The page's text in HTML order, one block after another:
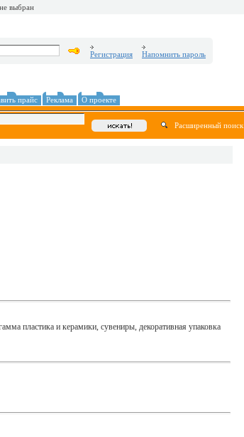
выбран
Регистрация Напомнить пароль
прайс Реклама О проекте
Расширенный поиск
пластика и керамики, сувениры, декоративная упаковка